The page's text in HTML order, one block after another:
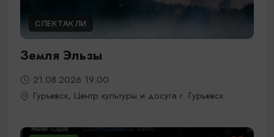
СПЕКТАКЛИ
Земля Эльзы
21.08.2026 19:00
Гурьевск, Центр культуры и досуга г. Гурьевск